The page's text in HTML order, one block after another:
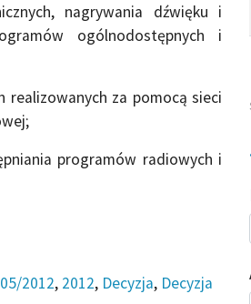
nagrywania dźwięku i
ogólnodostępnych i
za pomocą sieci
programów radiowych i
2012, 2012, Decyzja, Decyzja